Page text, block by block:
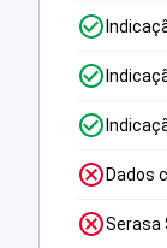
Dados
Serasa